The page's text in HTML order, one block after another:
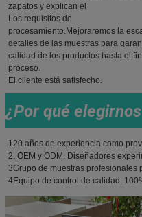
zapatos y explican el
Los requisitos de
procesamiento.Mejoraremos la
detalles de las muestras para
calidad de los productos hasta el
proceso.
El cliente está satisfecho.
¿Por qué
120 años de experiencia como
2. OEM y ODM. Diseñadores
3Grupo de muestras profesionales
4Equipo de control de calidad,